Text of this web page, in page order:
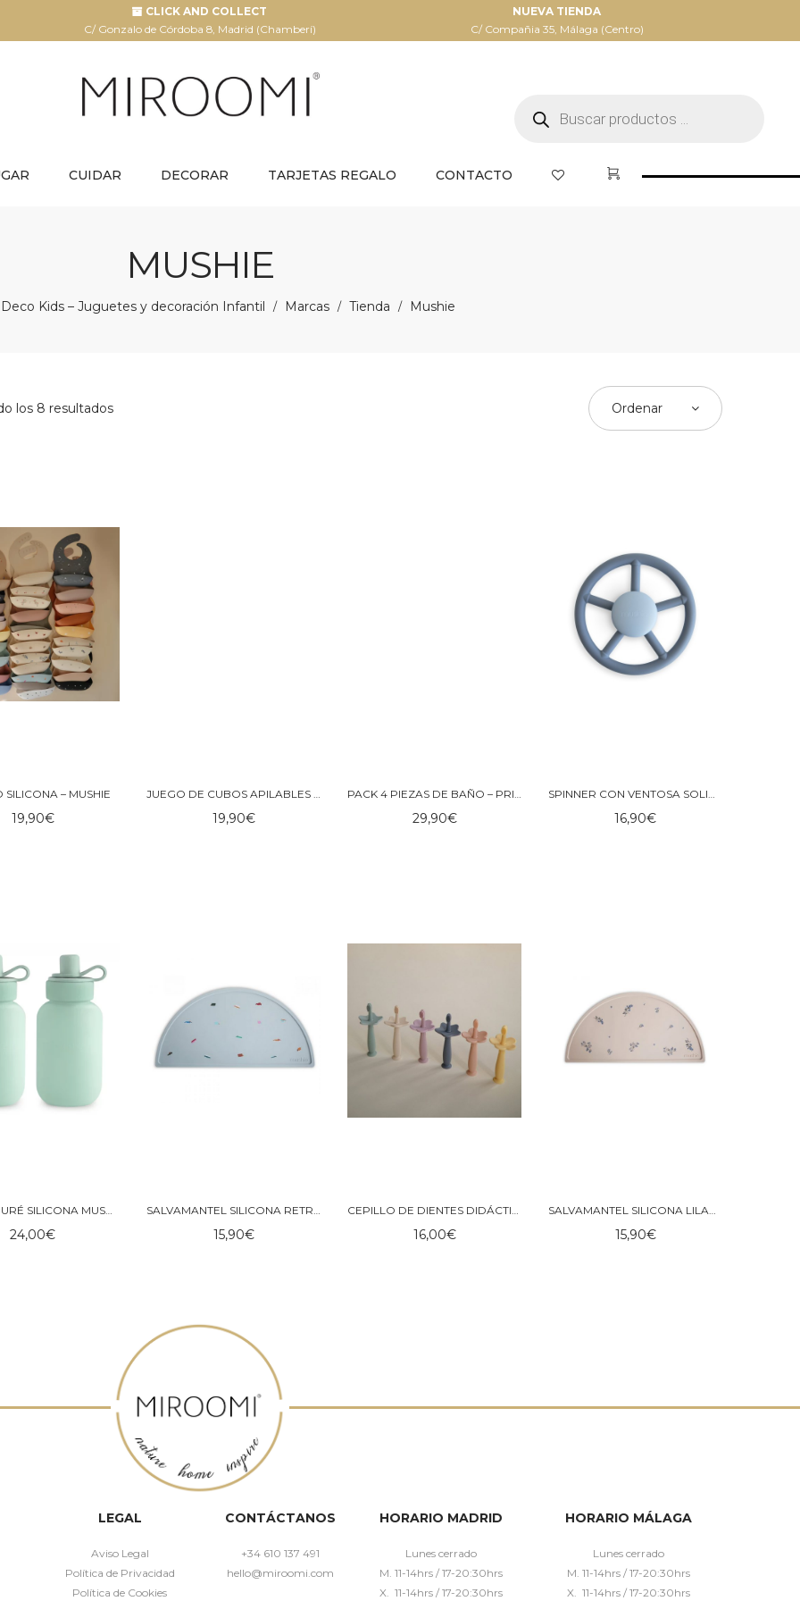
CLICK AND COLLECT
C/ Gonzalo de Córdoba 8, Madrid (Chamberí)
NUEVA TIENDA
C/ Compañia 35, Málaga (Centro)
productos
CUIDAR DECORAR TARJETAS REGALO CONTACTO
MUSHIE
Kids – Juguetes y decoración Infantil / Marcas / Tienda / Mushie
los 8 resultadosOrdenado
Ordenar
SILICONA – MUSHIE
19,90€
JUEGO DE CUBOS APILABLES MUSHIE
19,90€
PACK 4 PIEZAS DE BAÑO – PRINCESAS MUSHIE
29,90€
SPINNER CON VENTOSA SOLID WHEEL MUSHIE
16,90€
BOLSAS PURÉ SILICONA MUSHIE
24,00€
SALVAMANTEL SILICONA RETRO CARS MUSHIE
15,90€
CEPILLO DE DIENTES DIDÁCTICO MUSHIE
16,00€
SALVAMANTEL SILICONA LILAC FLORWER-MUSHIE
15,90€
LEGAL
Aviso Legal
Política de Privacidad
Política de Cookies
CONTÁCTANOS
+34 610 137 491
hello@miroomi.com
HORARIO MADRID
Lunes cerrado
M. 11-14hrs / 17-20:30hrs
X. 11-14hrs / 17-20:30hrs
HORARIO MÁLAGA
Lunes cerrado
M. 11-14hrs / 17-20:30hrs
X. 11-14hrs / 17-20:30hrs